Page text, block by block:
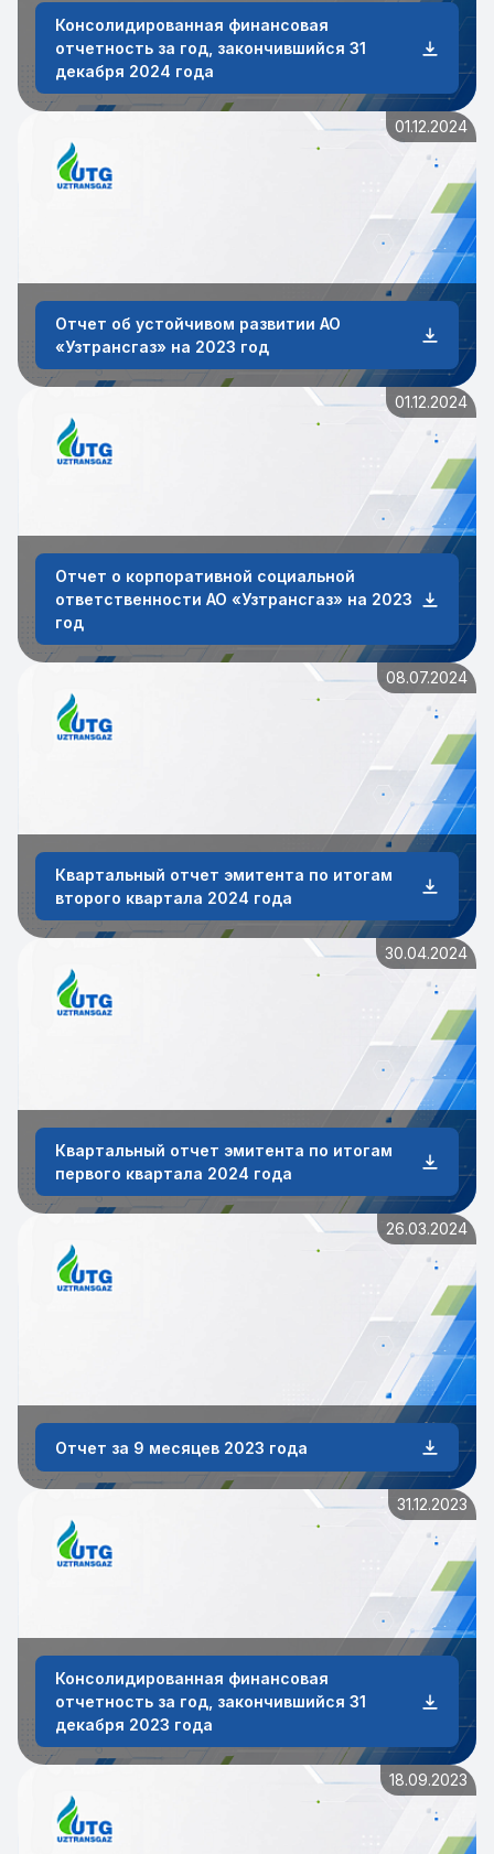
Консолидированная финансовая
отчетность за год, закончившийся 31
декабря 2024 года
01.12.2024
Отчет об устойчивом развитии АО
«Узтрансгаз» на 2023 год
01.12.2024
Отчет о корпоративной социальной
ответственности АО «Узтрансгаз» на 2023
год
08.07.2024
Квартальный отчет эмитента по итогам
второго квартала 2024 года
30.04.2024
Квартальный отчет эмитента по итогам
первого квартала 2024 года
26.03.2024
Отчет за 9 месяцев 2023 года
31.12.2023
Консолидированная финансовая
отчетность за год, закончившийся 31
декабря 2023 года
18.09.2023